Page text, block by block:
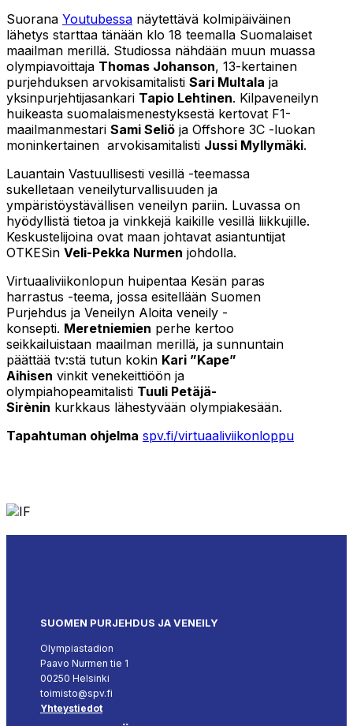
Suorana Youtubessa näytettävä kolmipäiväinen
lähetys starttaa tänään klo 18 teemalla Suomalaiset
maailman merillä. Studiossa nähdään muun muassa
olympiavoittaja Thomas Johanson, 13-kertainen
purjehduksen arvokisamitalisti Sari Multala ja
yksinpurjehtijasankari Tapio Lehtinen. Kilpaveneilyn
huikeasta suomalaismenestyksestä kertovat F1-
maailmanmestari Sami Seliö ja Offshore 3C -luokan
moninkertainen arvokisamitalisti Jussi Myllymäki.
Lauantain Vastuullisesti vesillä -teemassa
sukelletaan veneilyturvallisuuden ja
ympäristöystävällisen veneilyn pariin. Luvassa on
hyödyllistä tietoa ja vinkkejä kaikille vesillä liikkujille.
Keskustelijoina ovat maan johtavat asiantuntijat
OTKESin Veli-Pekka Nurmen johdolla.
Virtuaaliviikonlopun huipentaa Kesän paras
harrastus -teema, jossa esitellään Suomen
Purjehdus ja Veneilyn Aloita veneily -
konsepti. Meretniemien perhe kertoo
seikkailuistaan maailman merillä, ja sunnuntain
päättää tv:stä tutun kokin Kari ”Kape”
Aihisen vinkit venekeittiöön ja
olympiahopeamitalisti Tuuli Petäjä-
Sirènin kurkkaus lähestyvään olympiakesään.
Tapahtuman ohjelma spv.fi/virtuaaliviikonloppu
SUOMEN PURJEHDUS JA VENEILY
Olympiastadion
Paavo Nurmen tie 1
00250 Helsinki
toimisto@spv.fi
Yhteystiedot